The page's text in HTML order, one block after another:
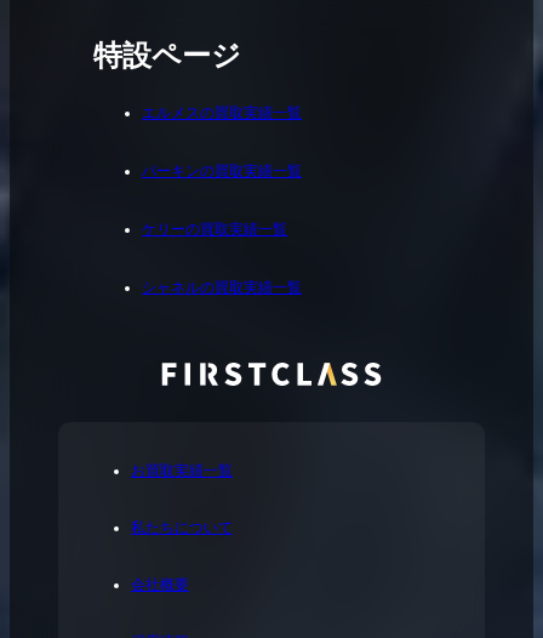
お買取実績一覧
私たちについて
会社概要
特設ページ
エルメスの買取実績一覧
バーキンの買取実績一覧
ケリーの買取実績一覧
シャネルの買取実績一覧